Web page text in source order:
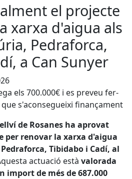
el projecte
xarxa d'aigua als
Pedraforca,
a Can Sunyer
els 700.000€ i es preveu fer-
s'aconsegueixi finançament
de Rosanes ha aprovat
per renovar la xarxa d'aigua
Tibidabo i Cadí, al
actuació està valorada
de més de 687.000